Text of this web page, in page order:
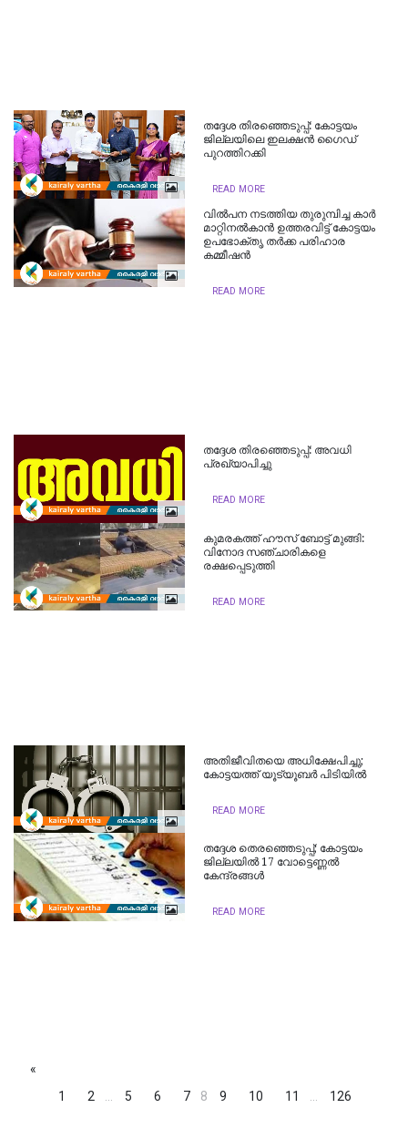
തദ്ദേശ തിരഞ്ഞെടുപ്പ്: കോട്ടയം
ജില്ലയിലെ ഇലക്ഷന്‍ ഗൈഡ്
പുറത്തിറക്കി
READ MORE
വില്‍പന നടത്തിയ തുരുമ്പിച്ച കാര്‍
മാറ്റിനല്‍കാന്‍ ഉത്തരവിട്ട് കോട്ടയം
ഉപഭോക്തൃ തര്‍ക്ക പരിഹാര
കമ്മീഷന്‍
READ MORE
തദ്ദേശ തിരഞ്ഞെടുപ്പ്: അവധി
പ്രഖ്യാപിച്ചു
READ MORE
കുമരകത്ത് ഹൗസ് ബോട്ട് മുങ്ങി:
വിനോദ സഞ്ചാരികളെ
രക്ഷപ്പെടുത്തി
READ MORE
അതിജീവിതയെ അധിക്ഷേപിച്ചു;
കോട്ടയത്ത് യൂട്യൂബര്‍ പിടിയിൽ
READ MORE
തദ്ദേശ തെരഞ്ഞെടുപ്പ്; കോട്ടയം
ജില്ലയിൽ 17 വോട്ടെണ്ണൽ
കേന്ദ്രങ്ങൾ
READ MORE
«
1
2 5 6 7 8 9 10 11 126